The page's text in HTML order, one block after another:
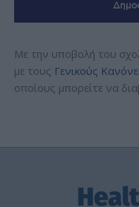
Με την υποβολή του
με τους Γενικούς
οποίους μπορείτε να